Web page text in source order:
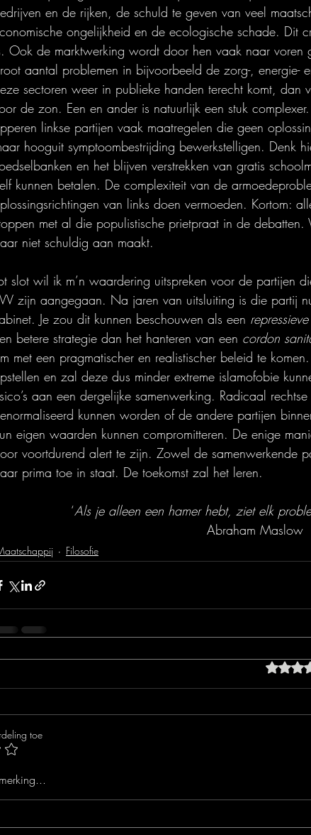
en de rijken, de schuld te geven van veel
ongelijkheid en de ecologische schade. Dit
Ook de marktwerking wordt door hen vaak naar voren
aantal problemen in bijvoorbeeld de zorg-, energie-
sectoren weer in publieke handen terecht komt, dan
de zon. Een en ander is natuurlijk een stuk
linkse partijen vaak maatregelen die geen
hooguit symptoombestrijding bewerkstelligen. Denk
en het blijven verstrekken van gratis
kunnen betalen. De complexiteit van de
van links doen vermoeden. Kortom:
met al die populistische prietpraat in de
niet schuldig aan maakt.
slot wil ik m’n waardering uitspreken voor de partijen
zijn aangegaan. Na jaren van uitsluiting is die partij
Je zou dit kunnen beschouwen als een
betere strategie dan het hanteren van een cordon
met een pragmatischer en realistischer beleid te
en zal deze dus minder extreme islamofobie
aan een dergelijke samenwerking. Radicaal
kunnen worden of de andere partijen
eigen waarden kunnen compromitteren. De enige
voortdurend alert te zijn. Zowel de samenwerkende
prima toe in staat. De toekomst zal het leren.
‘Als je alleen een hamer hebt, ziet elk
Abraham Maslow
Filosofie
toe